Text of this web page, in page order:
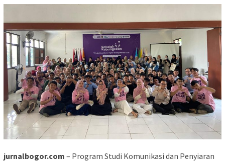
jurnalbogor.com – Program Studi Komunikasi dan Penyiaran